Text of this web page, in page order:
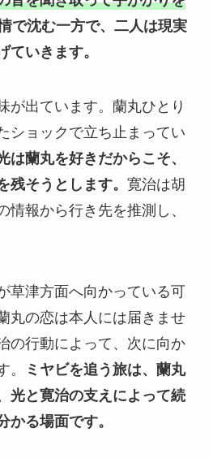
で沈む一方で、二人は現実
ていきます。
が出ています。蘭丸ひとり
ショックで立ち止まってい
は蘭丸を好きだからこそ、
残そうとします。 寛治は胡
情報から行き先を推測し、
草津方面へ向かっている可
丸の恋は本人には届きませ
の行動によって、次に向か
。
ミヤビを追う旅は、蘭丸
光と寛治の支えによって続
かる場面です。